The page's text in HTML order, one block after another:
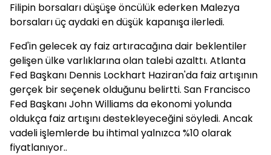
Filipin borsaları düşüşe öncülük ederken Malezya
borsaları üç aydaki en düşük kapanışa ilerledi.
Fed'in gelecek ay faiz artıracağına dair beklentiler
gelişen ülke varlıklarına olan talebi azalttı. Atlanta
Fed Başkanı Dennis Lockhart Haziran'da faiz artışının
gerçek bir seçenek olduğunu belirtti. San Francisco
Fed Başkanı John Williams da ekonomi yolunda
oldukça faiz artışını destekleyeceğini söyledi. Ancak
vadeli işlemlerde bu ihtimal yalnızca %10 olarak
fiyatlanıyor..